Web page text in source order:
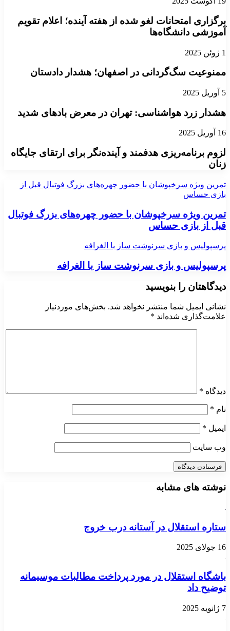
برگزاری امتحانات لغو شده از هفته آینده؛ اعلام تقویم
آموزشی دانشگاه‌ها
1 ژوئن 2025
ممنوعیت سگ‌گردانی در اصفهان؛ هشدار دادستان
5 آوریل 2025
هشدار زرد هواشناسی: تهران در معرض بادهای شدید
16 آوریل 2025
لزوم برنامه‌ریزی هدفمند و آینده‌نگر برای ارتقای جایگاه
زنان
تمرین ویژه سرخپوشان با حضور چهره‌های بزرگ فوتبال قبل از
بازی حساس
تمرین ویژه سرخپوشان با حضور چهره‌های بزرگ فوتبال
قبل از بازی حساس
پرسپولیس و بازی سرنوشت ساز با الغرافه
پرسپولیس و بازی سرنوشت ساز با الغرافه
دیدگاهتان را بنویسید
نشانی ایمیل شما منتشر نخواهد شد. بخش‌های موردنیاز
علامت‌گذاری شده‌اند *
دیدگاه *
نام *
ایمیل *
وب‌ سایت
نوشته های مشابه
ستاره استقلال در آستانه درب خروج
16 جولای 2025
باشگاه استقلال در مورد پرداخت مطالبات موسیمانه
توضیح داد
7 ژانویه 2025